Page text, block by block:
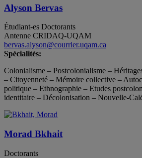
Alyson Bervas
Étudiant-es Doctorants
Antenne CRIDAQ-UQAM
bervas.alyson@courrier.uqam.ca
Spécialités:
Colonialisme – Postcolonialisme –
– Citoyenneté – Mémoire collective –
politique – Ethnographie – Etudes
identitaire – Décolonisation – Nouvelle-
Morad Bkhait
Doctorants